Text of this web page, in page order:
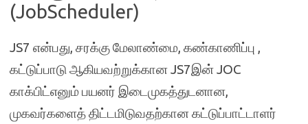
(JobScheduler)
JS7 என்பது, சரக்கு மேலாண்மை, கண்காணிப்பு ,
கட்டுப்பாடு ஆகியவற்றுக்கான JS7இன் JOC
காக்பிட்எனும் பயனர் இடைமுகத்துடனான,
முகவர்களைத் திட்டமிடுவதற்கான கட்டுப்பாட்டாளர்